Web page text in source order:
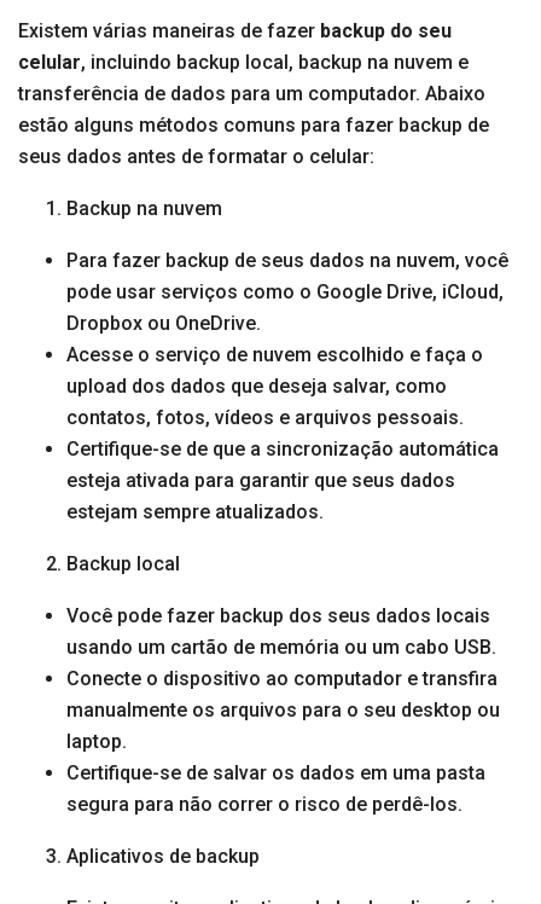
Existem várias maneiras de fazer backup do seu
celular, incluindo backup local, backup na nuvem e
transferência de dados para um computador. Abaixo
estão alguns métodos comuns para fazer backup de
seus dados antes de formatar o celular:
Backup na nuvem
Para fazer backup de seus dados na nuvem, você
pode usar serviços como o Google Drive, iCloud,
Dropbox ou OneDrive.
Acesse o serviço de nuvem escolhido e faça o
upload dos dados que deseja salvar, como
contatos, fotos, vídeos e arquivos pessoais.
Certifique-se de que a sincronização automática
esteja ativada para garantir que seus dados
estejam sempre atualizados.
Backup local
Você pode fazer backup dos seus dados locais
usando um cartão de memória ou um cabo USB.
Conecte o dispositivo ao computador e transfira
manualmente os arquivos para o seu desktop ou
laptop.
Certifique-se de salvar os dados em uma pasta
segura para não correr o risco de perdê-los.
Aplicativos de backup